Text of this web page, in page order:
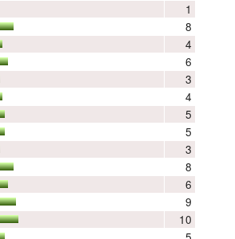
1
8
4
6
3
4
5
5
3
8
6
9
10